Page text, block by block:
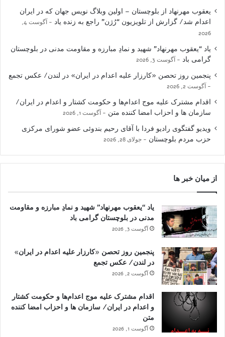
یعقوب مهرنهاد از بلوچستان – اولین وبلاگ نویس جهان که در ایران
اعدام شد/ گزارش از تلویزیون “رُژن” راجع به زنده یاد
آگوست 4,
2026
یاد “یعقوب مهرنهاد” شهید و نمادِ مبارزه و مقاومت مدنی در بلوچستان
گرامی باد
آگوست 3, 2026
پنجمین روز تحصن «کارزار علیه اعدام در ایران» در لندن/ عکس تجمع
آگوست 2, 2026
اقدام مشترک علیه موج اعدام‌ها و حکومت کشتار و اعدام در ایران/
سازمان ها و احزاب امضا کننده متن
آگوست 1, 2026
ویدیو گفتگوی رادیو فردا با آقای رحیم بندوئی عضو شورای مرکزی
حزب مردم بلوچستان
جولای 28, 2026
از میان خبر ها
یاد “یعقوب مهرنهاد” شهید و نمادِ مبارزه و مقاومت
مدنی در بلوچستان گرامی باد
آگوست 3, 2026
پنجمین روز تحصن «کارزار علیه اعدام در ایران»
در لندن/ عکس تجمع
آگوست 2, 2026
اقدام مشترک علیه موج اعدام‌ها و حکومت کشتار
و اعدام در ایران/ سازمان ها و احزاب امضا کننده
متن
آگوست 1, 2026